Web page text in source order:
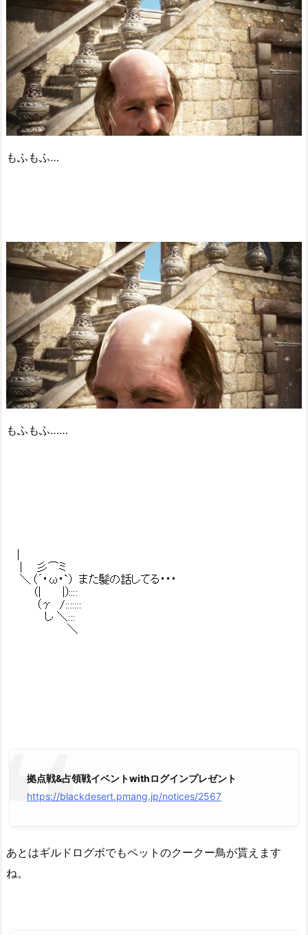
もふもふ…
もふもふ……
拠点戦&占領戦イベントwithログインプレゼント
https://blackdesert.pmang.jp/notices/2567
あとはギルドログボでもペットのクークー鳥が貰えます
ね。